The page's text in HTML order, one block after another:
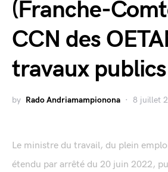
(Franche-
CCN des
travaux publics
by Rado Andriamampionona 8 juillet
Le ministre du travail, du plein
étendu par arrêté du 20 juin 2022,